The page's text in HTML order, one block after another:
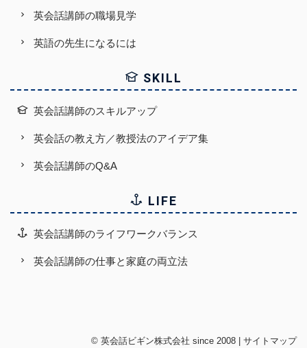
英会話講師の職場見学
英語の先生になるには
SKILL
英会話講師のスキルアップ
英会話の教え方／教授法のアイデア集
英会話講師のQ&A
LIFE
英会話講師のライフワークバランス
英会話講師の仕事と家庭の両立法
© 英会話ビギン株式会社 since 2008 | サイトマップ